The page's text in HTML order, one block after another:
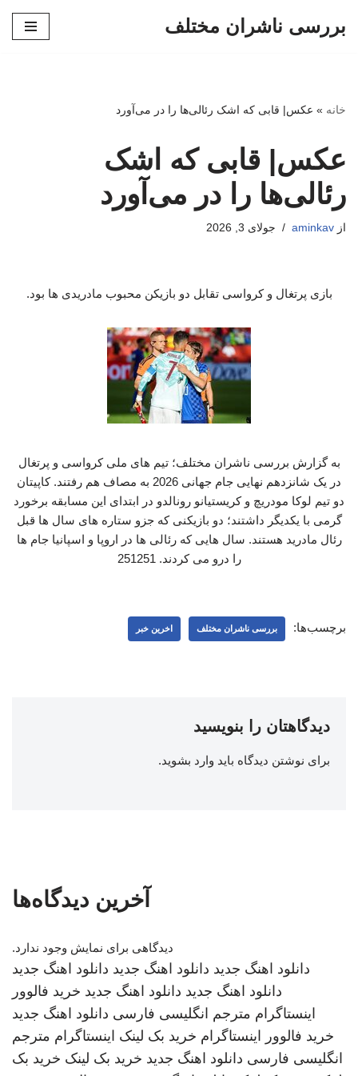
بررسی ناشران مختلف
خانه » عکس| قابی که اشک رئالی‌ها را در می‌آورد
عکس| قابی که اشک
رئالی‌ها را در می‌آورد
از aminkav جولای 3, 2026
بازی پرتغال و کرواسی تقابل دو بازیکن محبوب مادریدی ها بود.
به گزارش بررسی ناشران مختلف؛ تیم های ملی کرواسی و پرتغال
در یک شانزدهم نهایی جام جهانی 2026 به مصاف هم رفتند. کاپیتان
دو تیم لوکا مودریچ و کریستیانو رونالدو در ابتدای این مسابقه برخورد
گرمی با یکدیگر داشتند؛ دو بازیکنی که جزو ستاره های سال ها قبل
رئال مادرید هستند. سال هایی که رئالی ها در اروپا و اسپانیا جام ها
را درو می کردند. 251251
برچسب‌ها: بررسی ناشران مختلف اخرین خبر
دیدگاهتان را بنویسید
برای نوشتن دیدگاه باید وارد بشوید.
آخرین دیدگاه‌ها
دیدگاهی برای نمایش وجود ندارد.
دانلود اهنگ جدید دانلود اهنگ جدید دانلود اهنگ جدید
دانلود اهنگ جدید دانلود اهنگ جدید خرید فالوور
اینستاگرام مترجم انگلیسی فارسی دانلود اهنگ جدید
خرید فالوور اینستاگرام خرید بک لینک اینستاگرام مترجم
انگلیسی فارسی دانلود اهنگ جدید خرید بک لینک خرید بک